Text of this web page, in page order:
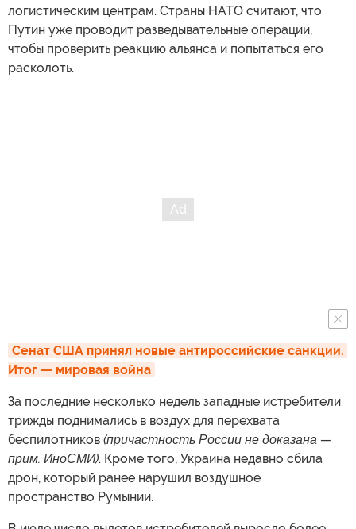
логистическим центрам. Страны НАТО считают, что
Путин уже проводит разведывательные операции,
чтобы проверить реакцию альянса и попытаться его
расколоть.
Сенат США принял новые антироссийские санкции.
Итог — мировая война
За последние несколько недель западные истребители
трижды поднимались в воздух для перехвата
беспилотников (причастность России не доказана —
прим. ИноСМИ). Кроме того, Украина недавно сбила
дрон, который ранее нарушил воздушное
пространство Румынии.